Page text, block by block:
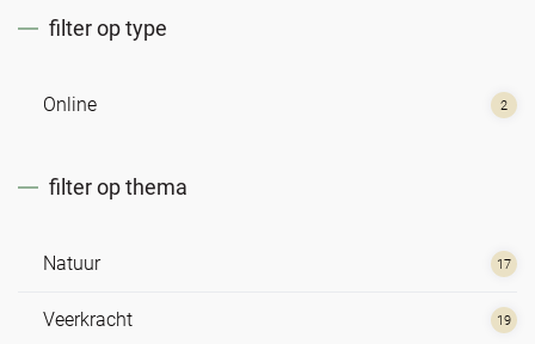
filter op type
Online 2
filter op thema
Natuur 17
Veerkracht 19